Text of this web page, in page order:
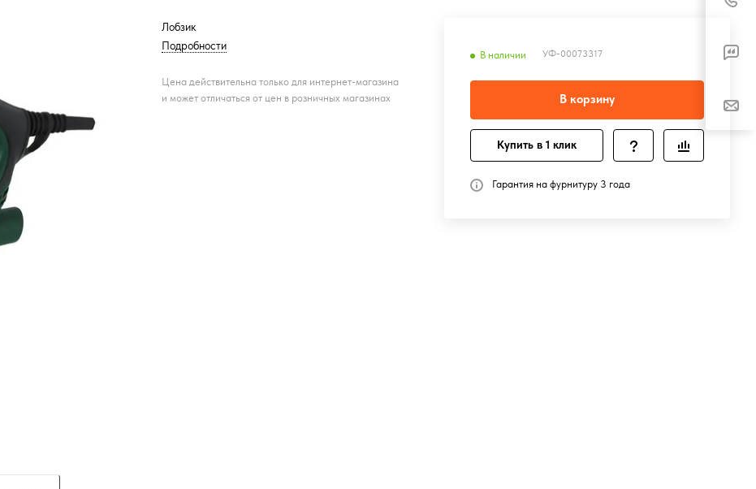
В наличии УФ-00073317
В корзину
Купить в 1 клик
Гарантия на фурнитуру 3 года
Лобзик
Подробности
Цена действительна только для интернет-магазина
и может отличаться от цен в розничных магазинах